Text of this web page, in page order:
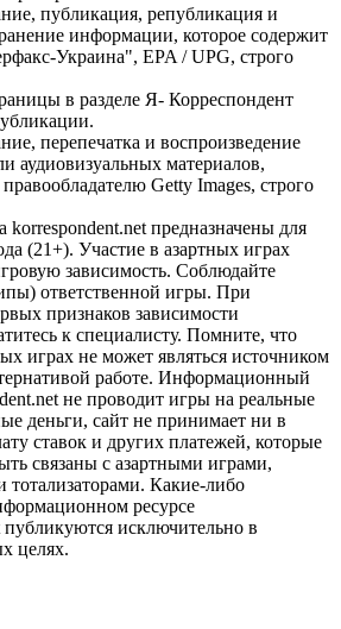
публикация, републикация и
информации, которое содержит
Украина", EPA / UPG, строго
в разделе Я- Корреспондент
перепечатка и воспроизведение
аудиовизуальных материалов,
Getty Images, строго
korrespondent.net предназначены для
(21+). Участие в азартных играх
зависимость. Соблюдайте
ответственной игры. При
признаков зависимости
к специалисту. Помните, что
играх не может являться источником
работе. Информационный
не проводит игры на реальные
деньги, сайт не принимает ни в
ставок и других платежей, которые
связаны с азартными играми,
тотализаторами. Какие-либо
ресурсе
публикуются исключительно в
целях.